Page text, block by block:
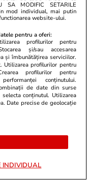
15 iul.
MODIFIC SETARILE
mod individual, mai putin
website-ului.
pentru a oferi:
profilurilor pentru
și/sau accesarea
și îmbunătățirea serviciilor.
Utilizarea profilurilor pentru
profilurilor pentru
conținutului.
de date din surse
conținutul. Utilizarea
Date precise de geolocație
INDIVIDUAL